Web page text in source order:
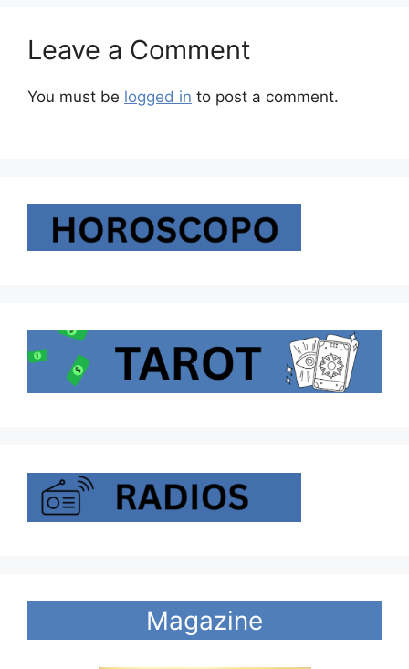
Leave a Comment
You must be logged in to post a comment.
Magazine